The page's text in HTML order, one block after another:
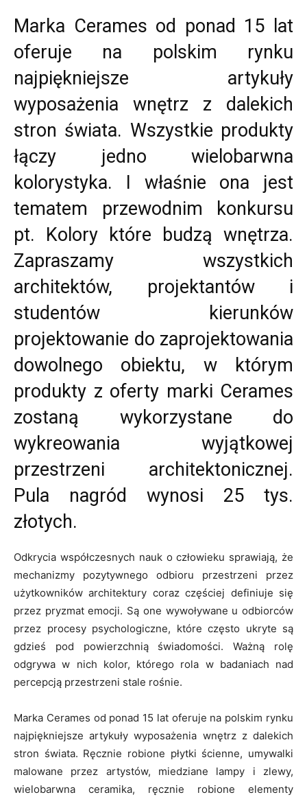
Marka Cerames od ponad 15 lat
oferuje na polskim rynku
najpiękniejsze artykuły
wyposażenia wnętrz z dalekich
stron świata. Wszystkie produkty
łączy jedno wielobarwna
kolorystyka. I właśnie ona jest
tematem przewodnim konkursu
pt. Kolory które budzą wnętrza.
Zapraszamy wszystkich
architektów, projektantów i
studentów kierunków
projektowanie do zaprojektowania
dowolnego obiektu, w którym
produkty z oferty marki Cerames
zostaną wykorzystane do
wykreowania wyjątkowej
przestrzeni architektonicznej.
Pula nagród wynosi 25 tys.
złotych.
Odkrycia współczesnych nauk o człowieku sprawiają, że
mechanizmy pozytywnego odbioru przestrzeni przez
użytkowników architektury coraz częściej definiuje się
przez pryzmat emocji. Są one wywoływane u odbiorców
przez procesy psychologiczne, które często ukryte są
gdzieś pod powierzchnią świadomości. Ważną rolę
odgrywa w nich kolor, którego rola w badaniach nad
percepcją przestrzeni stale rośnie.
Marka Cerames od ponad 15 lat oferuje na polskim rynku
najpiękniejsze artykuły wyposażenia wnętrz z dalekich
stron świata. Ręcznie robione płytki ścienne, umywalki
malowane przez artystów, miedziane lampy i zlewy,
wielobarwna ceramika, ręcznie robione elementy